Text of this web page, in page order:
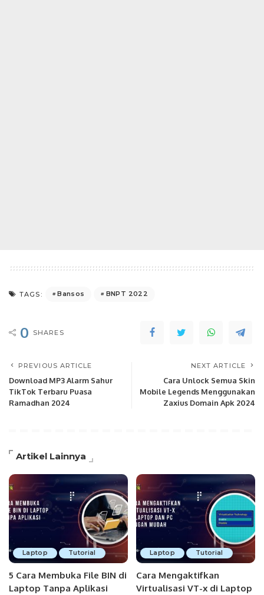
TAGS: Bansos BNPT 2022
0 SHARES
PREVIOUS ARTICLE
Download MP3 Alarm Sahur
TikTok Terbaru Puasa
Ramadhan 2024
NEXT ARTICLE
Cara Unlock Semua Skin
Mobile Legends Menggunakan
Zaxius Domain Apk 2024
Artikel Lainnya
Laptop Tutorial
5 Cara Membuka File BIN di
Laptop Tanpa Aplikasi
Laptop Tutorial
Cara Mengaktifkan
Virtualisasi VT-x di Laptop